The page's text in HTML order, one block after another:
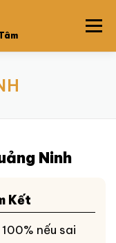
Menu
VỤ
Ninh
Kết
nếu sai